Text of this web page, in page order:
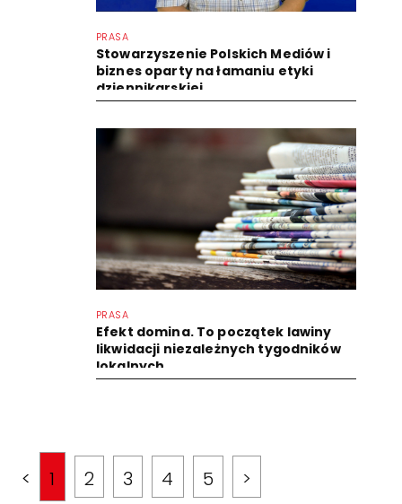
PRASA
Stowarzyszenie Polskich Mediów i
biznes oparty na łamaniu etyki
dziennikarskiej
PRASA
Efekt domina. To początek lawiny
likwidacji niezależnych tygodników
lokalnych
< 1 2 3 4 5 >